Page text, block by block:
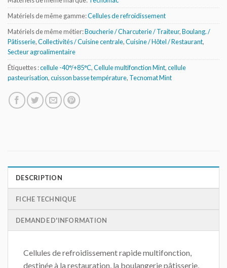
Matériels de même gamme:Cellules de refroidissement
Matériels de même métier:Boucherie / Charcuterie / Traiteur,Boulang. /
Pâtisserie,Collectivités / Cuisine centrale,Cuisine / Hôtel / Restaurant,
Secteur agroalimentaire
Étiquettes :cellule -40°/+85°C,Cellule multifonction Mint,cellule
pasteurisation,cuisson basse température, Tecnomat Mint
DESCRIPTION
FICHE TECHNIQUE
DEMANDE D'INFORMATION
Cellules de refroidissement rapide multifonction,
destinée à la restauration, la boulangerie pâtisserie,